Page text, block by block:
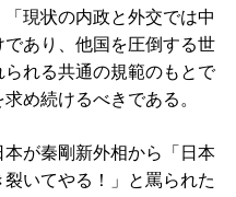
現状の内政と外交では中
あり、他国を圧倒する世
れる共通の規範のもとで
め続けるべきである。
が秦剛新外相から「日本
いてやる！」と罵られた